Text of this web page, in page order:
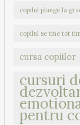
copilul plange la
copilul se tine tot
cursa copiilor
cursuri
pentru